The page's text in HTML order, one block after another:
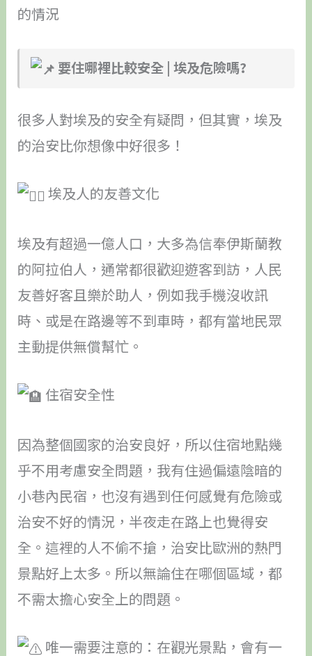
的情況
要住哪裡比較安全 | 埃及危險嗎?
很多人對埃及的安全有疑問，但其實，埃及
的治安比你想像中好很多！
埃及人的友善文化
埃及有超過一億人口，大多為信奉伊斯蘭教
的阿拉伯人，通常都很歡迎遊客到訪，人民
友善好客且樂於助人，例如我手機沒收訊
時、或是在路邊等不到車時，都有當地民眾
主動提供無償幫忙。
住宿安全性
因為整個國家的治安良好，所以住宿地點幾
乎不用考慮安全問題，我有住過偏遠陰暗的
小巷內民宿，也沒有遇到任何感覺有危險或
治安不好的情況，半夜走在路上也覺得安
全。這裡的人不偷不搶，治安比歐洲的熱門
景點好上太多。所以無論住在哪個區域，都
不需太擔心安全上的問題。
唯一需要注意的：在觀光景點，會有一